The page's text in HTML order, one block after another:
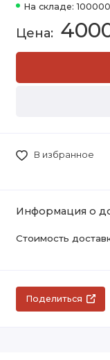
На складе:
В избранное
Информация о
Стоимость
Поделиться